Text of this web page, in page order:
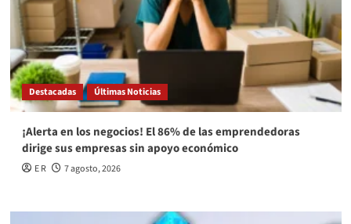
Destacadas Últimas Noticias
¡Alerta en los negocios! El 86% de las emprendedoras
dirige sus empresas sin apoyo económico
E R 7 agosto, 2026